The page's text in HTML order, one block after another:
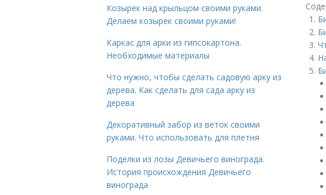
Козырек над крыльцом своими руками.
Делаем козырек своими руками!
Каркас для арки из гипсокартона.
Необходимые материалы
Что нужно, чтобы сделать садовую арку из
дерева. Как сделать для сада арку из
дерева
Декоративный забор из веток своими
руками. Что использовать для плетня
Поделки из лозы Девичьего винограда.
История происхождения Девичьего
винограда